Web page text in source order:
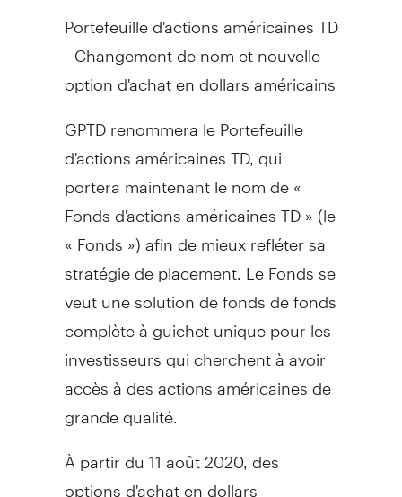
Portefeuille d'actions américaines TD
- Changement de nom et nouvelle
option d'achat en dollars américains
GPTD renommera le Portefeuille
d'actions américaines TD, qui
portera maintenant le nom de «
Fonds d'actions américaines TD » (le
« Fonds ») afin de mieux refléter sa
stratégie de placement. Le Fonds se
veut une solution de fonds de fonds
complète à guichet unique pour les
investisseurs qui cherchent à avoir
accès à des actions américaines de
grande qualité.
À partir du 11 août 2020, des
options d'achat en dollars